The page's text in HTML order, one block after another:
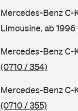
Mercedes-Benz C-
Limousine, ab 1996
Mercedes-Benz C-
(0710 / 354)
Mercedes-Benz C-
(0710 / 355)